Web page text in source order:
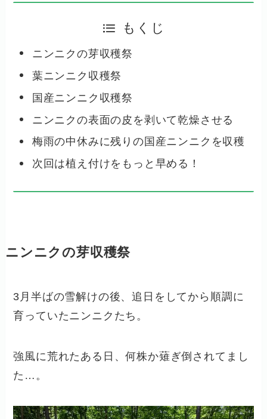
もくじ
ニンニクの芽収穫祭
葉ニンニク収穫祭
国産ニンニク収穫祭
ニンニクの表面の皮を剥いて乾燥させる
梅雨の中休みに残りの国産ニンニクを収穫
次回は植え付けをもっと早める！
ニンニクの芽収穫祭
3月半ばの雪解けの後、追日をしてから順調に
育っていたニンニクたち。
強風に荒れたある日、何株か薙ぎ倒されてまし
た…。